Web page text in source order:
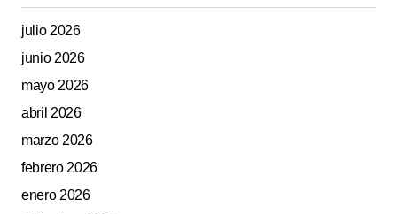
julio 2026
junio 2026
mayo 2026
abril 2026
marzo 2026
febrero 2026
enero 2026